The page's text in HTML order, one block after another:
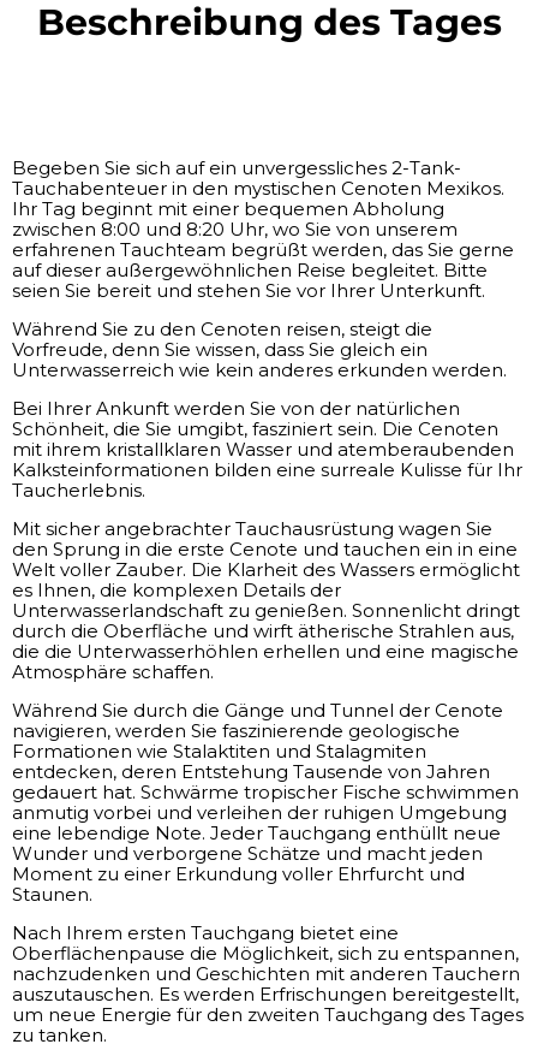
Beschreibung des Tages
Begeben Sie sich auf ein unvergessliches 2-Tank-
Tauchabenteuer in den mystischen Cenoten Mexikos.
Ihr Tag beginnt mit einer bequemen Abholung
zwischen 8:00 und 8:20 Uhr, wo Sie von unserem
erfahrenen Tauchteam begrüßt werden, das Sie gerne
auf dieser außergewöhnlichen Reise begleitet. Bitte
seien Sie bereit und stehen Sie vor Ihrer Unterkunft.
Während Sie zu den Cenoten reisen, steigt die
Vorfreude, denn Sie wissen, dass Sie gleich ein
Unterwasserreich wie kein anderes erkunden werden.
Bei Ihrer Ankunft werden Sie von der natürlichen
Schönheit, die Sie umgibt, fasziniert sein. Die Cenoten
mit ihrem kristallklaren Wasser und atemberaubenden
Kalksteinformationen bilden eine surreale Kulisse für Ihr
Taucherlebnis.
Mit sicher angebrachter Tauchausrüstung wagen Sie
den Sprung in die erste Cenote und tauchen ein in eine
Welt voller Zauber. Die Klarheit des Wassers ermöglicht
es Ihnen, die komplexen Details der
Unterwasserlandschaft zu genießen. Sonnenlicht dringt
durch die Oberfläche und wirft ätherische Strahlen aus,
die die Unterwasserhöhlen erhellen und eine magische
Atmosphäre schaffen.
Während Sie durch die Gänge und Tunnel der Cenote
navigieren, werden Sie faszinierende geologische
Formationen wie Stalaktiten und Stalagmiten
entdecken, deren Entstehung Tausende von Jahren
gedauert hat. Schwärme tropischer Fische schwimmen
anmutig vorbei und verleihen der ruhigen Umgebung
eine lebendige Note. Jeder Tauchgang enthüllt neue
Wunder und verborgene Schätze und macht jeden
Moment zu einer Erkundung voller Ehrfurcht und
Staunen.
Nach Ihrem ersten Tauchgang bietet eine
Oberflächenpause die Möglichkeit, sich zu entspannen,
nachzudenken und Geschichten mit anderen Tauchern
auszutauschen. Es werden Erfrischungen bereitgestellt,
um neue Energie für den zweiten Tauchgang des Tages
zu tanken.